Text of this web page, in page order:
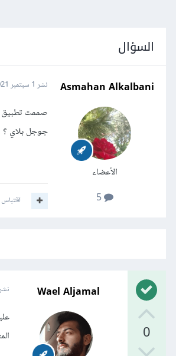
السؤال
Asmahan Alkalbani
الأعضاء
5
نشر 1 سبتمبر 2021
صممت تطبيق
جوجل بلاي ؟
اقتباس
0
Wael Aljamal